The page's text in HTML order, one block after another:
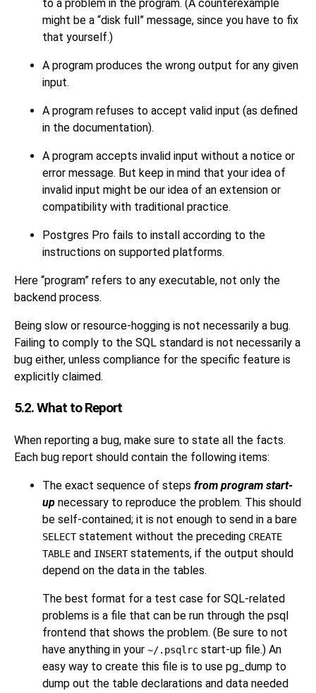
to a problem in the program. (A counterexample
might be a “disk full” message, since you have to fix
that yourself.)
A program produces the wrong output for any given
input.
A program refuses to accept valid input (as defined
in the documentation).
A program accepts invalid input without a notice or
error message. But keep in mind that your idea of
invalid input might be our idea of an extension or
compatibility with traditional practice.
Postgres Pro fails to install according to the
instructions on supported platforms.
Here “program” refers to any executable, not only the
backend process.
Being slow or resource-hogging is not necessarily a bug.
Failing to comply to the SQL standard is not necessarily a
bug either, unless compliance for the specific feature is
explicitly claimed.
5.2. What to Report
When reporting a bug, make sure to state all the facts.
Each bug report should contain the following items:
The exact sequence of steps from program start-
up necessary to reproduce the problem. This should
be self-contained; it is not enough to send in a bare
SELECTstatement without the preceding CREATE
TABLE and INSERTstatements, if the output should
depend on the data in the tables.
The best format for a test case for SQL-related
problems is a file that can be run through the psql
frontend that shows the problem. (Be sure to not
have anything in your ~/.psqlrc start-up file.) An
easy way to create this file is to use pg_dump to
dump out the table declarations and data needed